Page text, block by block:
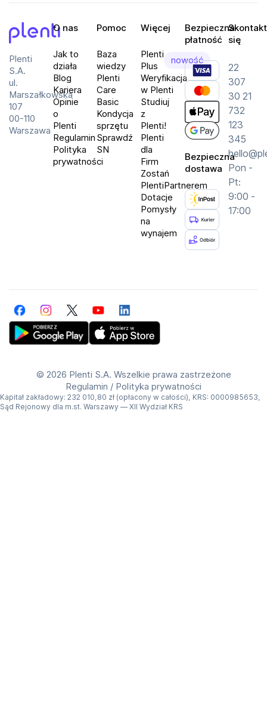
Plenti
S.A.
ul.
Marszałkowska
107
00-110
Warszawa
O nas
Jak to
działa
Blog
Kariera
Opinie
o
Plenti
Regulamin
Polityka
prywatności
Pomoc
Baza
wiedzy
Plenti
Care
Basic
Kondycja
sprzętu
Sprawdź
SN
Więcej
Plenti
Plus
nowość
Weryfikacja
w Plenti
Studiuj
z
Plenti!
Plenti
dla
Firm
Zostań
PlentiPartnerem
Dotacje
Pomysły
na
wynajem
Bezpieczna
płatność
Bezpieczna
dostawa
się
22
307
30 21
732
123
345
Pon -
Pt:
9:00 -
17:00
FacebookInstagramTwitterYouTubeLinkedIn
© 2026 Plenti S.A. Wszelkie prawa zastrzeżone
Regulamin / Polityka prywatności
Kapitał zakładowy: 232 010,80 zł (opłacony w całości), KRS: 0000985653,
Sąd Rejonowy dla m.st. Warszawy — XII Wydział KRS